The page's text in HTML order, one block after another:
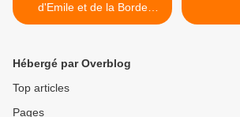
d'Emile et de la Borde
Perdue
Hébergé par Overblog
Top articles
Pages